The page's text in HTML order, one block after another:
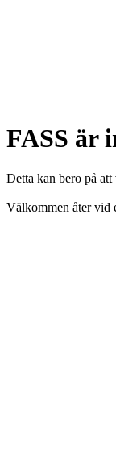
FASS är
Detta kan bero på
Välkommen åter vid